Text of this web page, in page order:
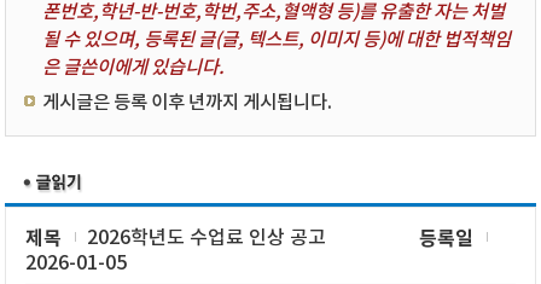
폰번호,학년-반-번호,학번,주소,혈액형 등)를 유출한 자는 처벌
될 수 있으며, 등록된 글(글, 텍스트, 이미지 등)에 대한 법적책임
은 글쓴이에게 있습니다.
게시글은 등록 이후 년까지 게시됩니다.
제목 2026학년도 수업료 인상 공고 등록일
2026-01-05